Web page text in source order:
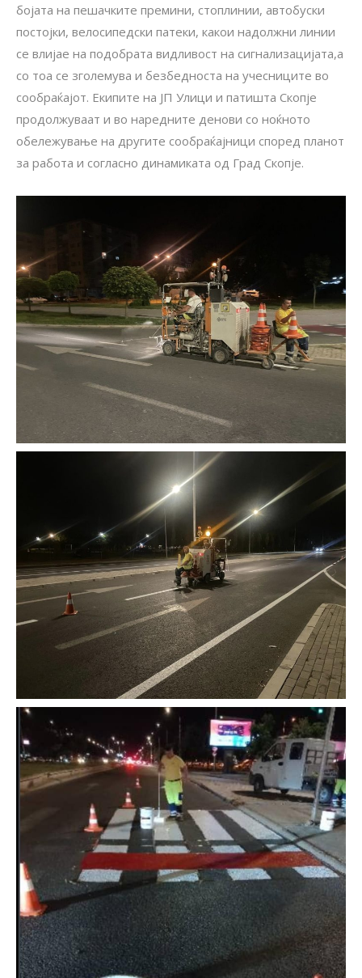
бојата на пешачките премини, стоплинии, автобуски
постојки, велосипедски патеки, какои надолжни линии
се влијае на подобрата видливост на сигнализацијата,а
со тоа се зголемува и безбедноста на учесниците во
сообраќајот. Екипите на ЈП Улици и патишта Скопје
продолжуваат и во наредните денови со ноќното
обележување на другите сообраќајници според планот
за работа и согласно динамиката од Град Скопје.